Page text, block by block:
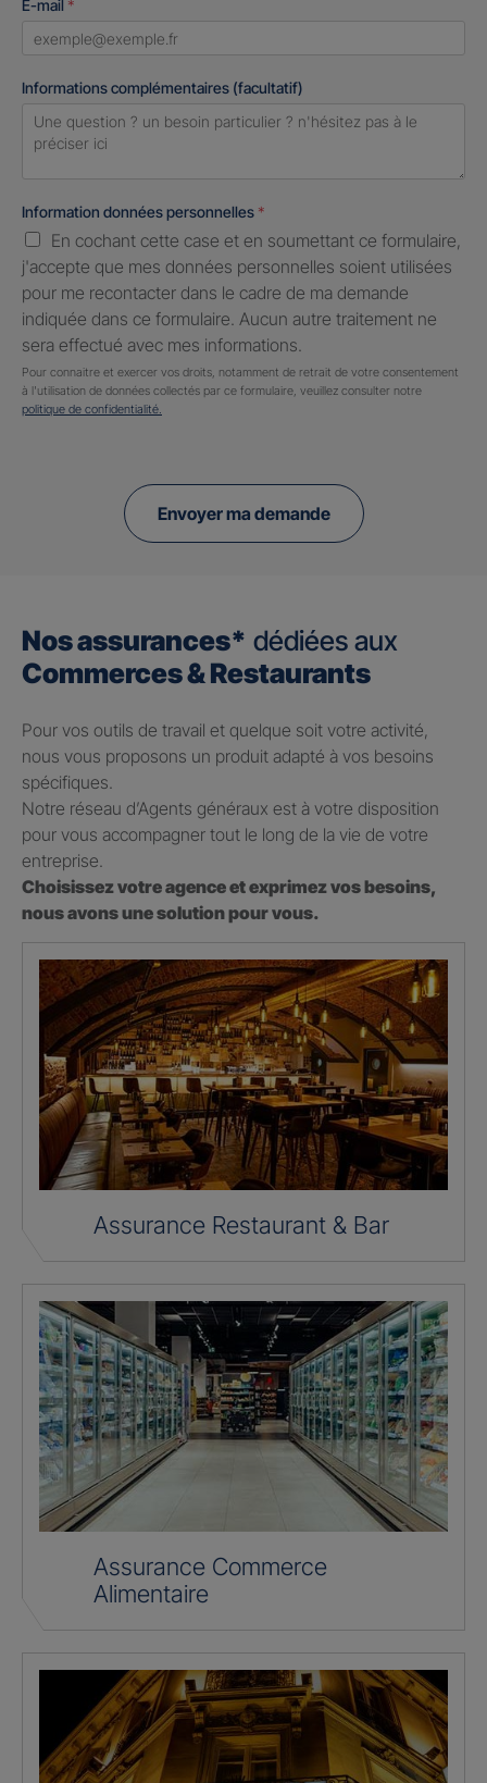
+1
E-mail *
Informations complémentaires (facultatif)
Information données personnelles *
En cochant cette case et en soumettant ce formulaire,
j'accepte que mes données personnelles soient utilisées
pour me recontacter dans le cadre de ma demande
indiquée dans ce formulaire. Aucun autre traitement ne
sera effectué avec mes informations.
Pour connaitre et exercer vos droits, notamment de retrait de votre consentement
à l'utilisation de données collectés par ce formulaire, veuillez consulter notre
politique de confidentialité.
Envoyer ma demande
Nos assurances* dédiées aux
Commerces & Restaurants
Pour vos outils de travail et quelque soit votre activité,
nous vous proposons un produit adapté à vos besoins
spécifiques.
Notre réseau d’Agents généraux est à votre disposition
pour vous accompagner tout le long de la vie de votre
entreprise.
Choisissez votre agence et exprimez vos besoins,
nous avons une solution pour vous.
Assurance Restaurant & Bar
Assurance Commerce
Alimentaire